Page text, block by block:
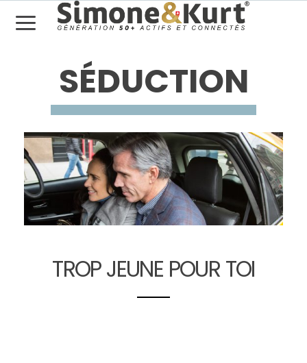
SÉDUCTION
TROP JEUNE POUR TOI